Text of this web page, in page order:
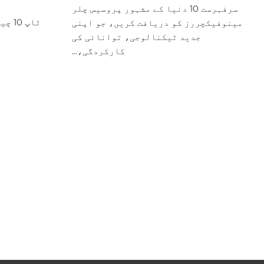
سرفہرست 10 دنیا کے مشہور پروسیس چلر
مینوفیکچررز کو دریافت کریں، جو اپنی
جدید ٹیکنالوجی، توانائی کی
کارکردگی،...